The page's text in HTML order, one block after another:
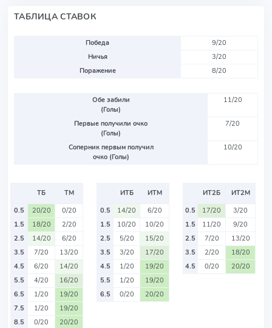
ТАБЛИЦА СТАВОК
Победа
9/20
Ничья
3/20
Поражение
8/20
Обе забили
(Голы)
11/20
Первые получили очко
(Голы)
7/20
Соперник первым получил
очко (Голы)
10/20
ТБ
ТМ
0.5
20/20
0/20
1.5
18/20
2/20
2.5
14/20
6/20
3.5
7/20
13/20
4.5
6/20
14/20
5.5
4/20
16/20
6.5
1/20
19/20
7.5
1/20
19/20
8.5
0/20 20/20
ИТБ
ИТМ
0.5
14/20
6/20
1.5
10/20
10/20
2.5
5/20
15/20
3.5
3/20
17/20
4.5
1/20
19/20
5.5
1/20
19/20
6.5
0/20 20/20
ИТ2Б
ИТ2М
0.5
17/20
3/20
1.5
11/20
9/20
2.5
7/20
13/20
3.5
2/20
18/20
4.5
0/20 20/20